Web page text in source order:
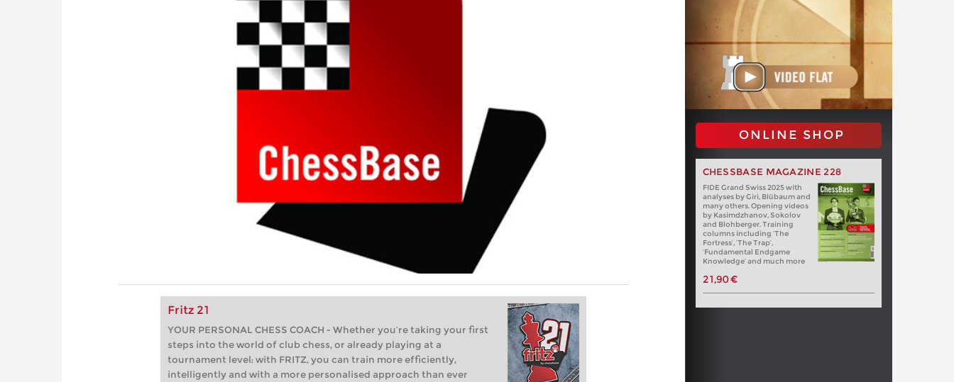
Fritz 21
YOUR PERSONAL CHESS COACH - Whether you’re taking your first
steps into the world of club chess, or already playing at a
tournament level: with FRITZ, you can train more efficiently,
intelligently and with a more personalised approach than ever
ONLINE SHOP
CHESSBASE MAGAZINE 228
FIDE Grand Swiss 2025 with
analyses by Giri, Blübaum and
many others. Opening videos
by Kasimdzhanov, Sokolov
and Blohberger. Training
columns including ‘The
Fortress’, ‘The Trap’,
‘Fundamental Endgame
Knowledge’ and much more
21,90 €